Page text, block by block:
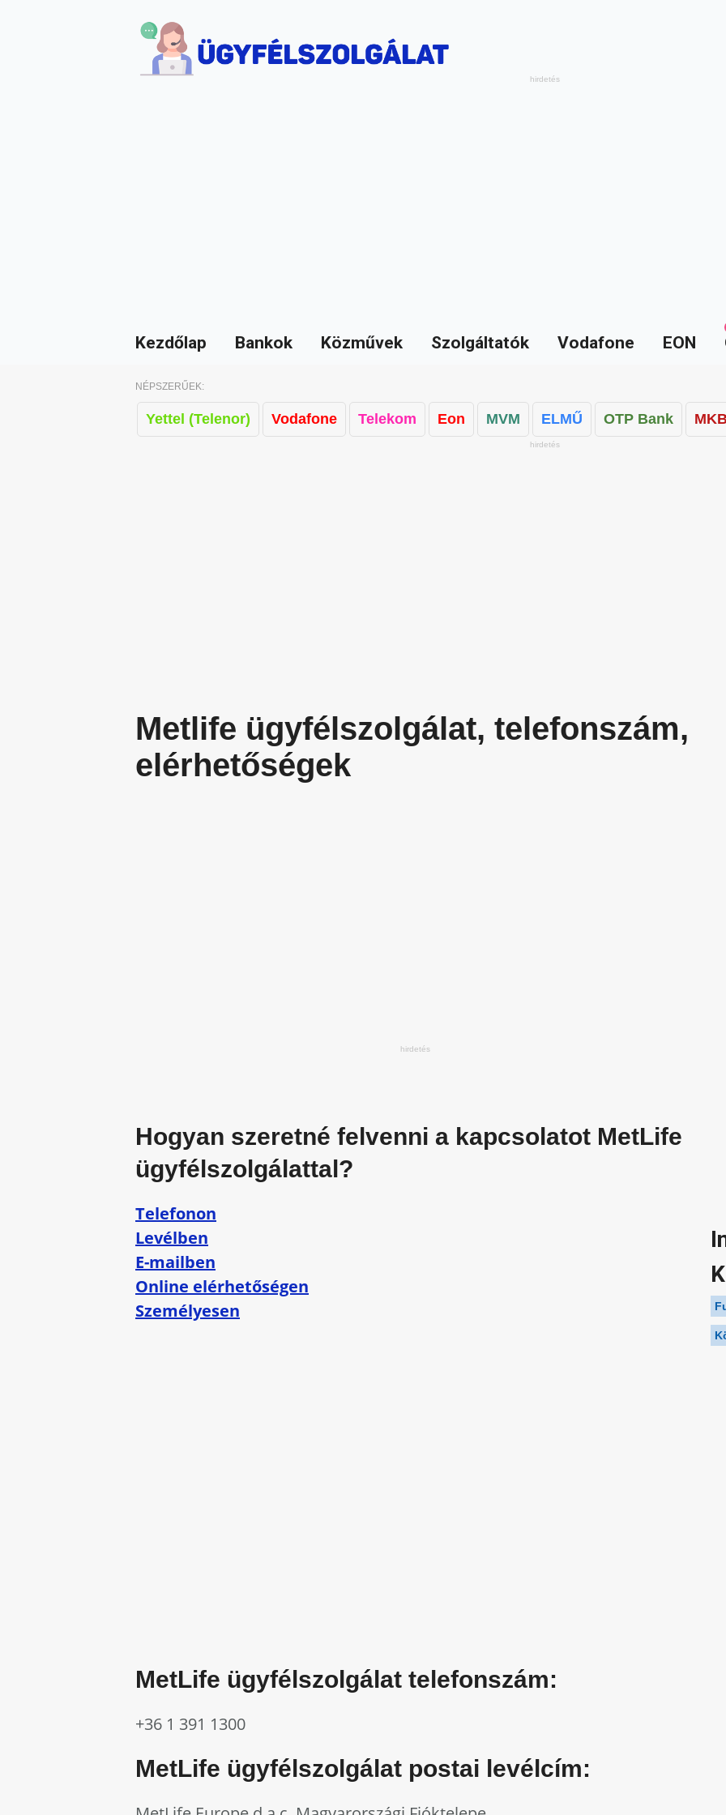
Kezdőlap Bankok Közművek Szolgáltatók Vodafone EON
NÉPSZERŰEK:
Yettel (Telenor) Vodafone Telekom Eon MVM ELMŰ OTP Bank
Metlife ügyfélszolgálat, telefonszám,
elérhetőségek
Hogyan szeretné felvenni a kapcsolatot MetLife
ügyfélszolgálattal?
Telefonon
Levélben
E-mailben
Online elérhetőségen
Személyesen
MetLife ügyfélszolgálat telefonszám:
+36 1 391 1300
MetLife ügyfélszolgálat postai levélcím: